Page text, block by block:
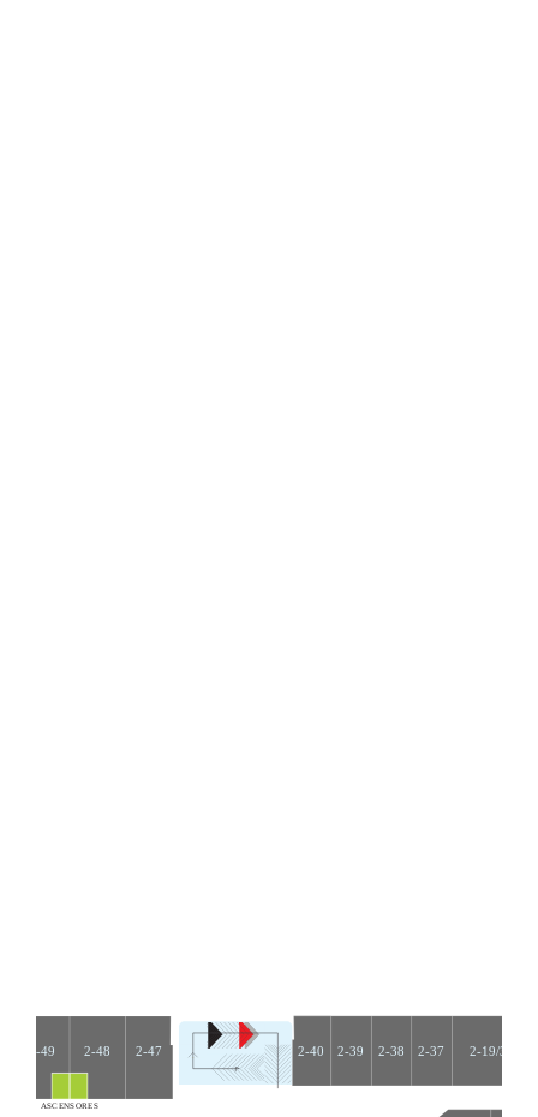
2-19/36
2-49 2-48 2-47 2-40 2-39 2-38 2-37
ASCENSORES